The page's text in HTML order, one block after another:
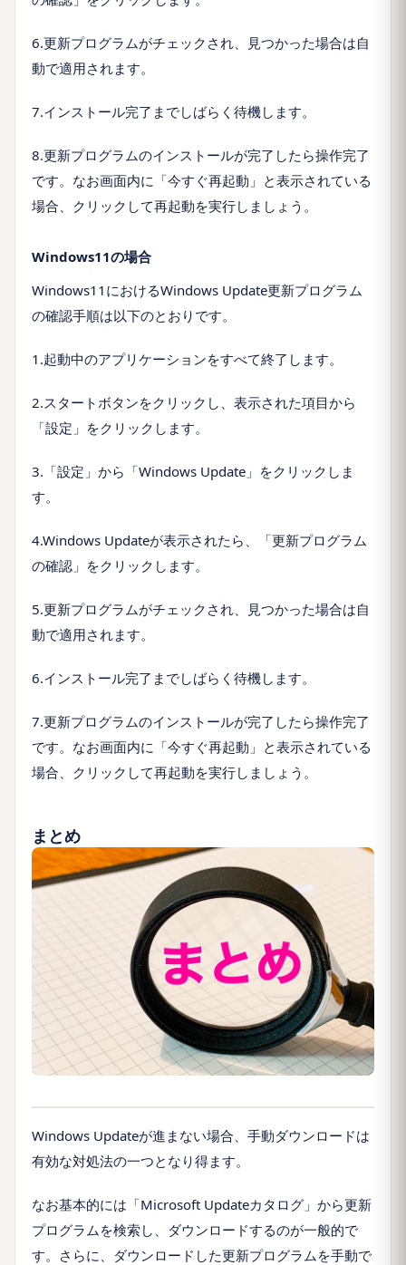
6.更新プログラムがチェックされ、見つかった場合は自
動で適用されます。
7.インストール完了までしばらく待機します。
8.更新プログラムのインストールが完了したら操作完了
です。なお画面内に「今すぐ再起動」と表示されている
場合、クリックして再起動を実行しましょう。
Windows11の場合
Windows11におけるWindows Update更新プログラム
の確認手順は以下のとおりです。
1.起動中のアプリケーションをすべて終了します。
2.スタートボタンをクリックし、表示された項目から
「設定」をクリックします。
3.「設定」から「Windows Update」をクリックしま
す。
4.Windows Updateが表示されたら、「更新プログラム
の確認」をクリックします。
5.更新プログラムがチェックされ、見つかった場合は自
動で適用されます。
6.インストール完了までしばらく待機します。
7.更新プログラムのインストールが完了したら操作完了
です。なお画面内に「今すぐ再起動」と表示されている
場合、クリックして再起動を実行しましょう。
まとめ
Windows Updateが進まない場合、手動ダウンロードは
有効な対処法の一つとなり得ます。
なお基本的には「Microsoft Updateカタログ」から更新
プログラムを検索し、ダウンロードするのが一般的で
す。さらに、ダウンロードした更新プログラムを手動で